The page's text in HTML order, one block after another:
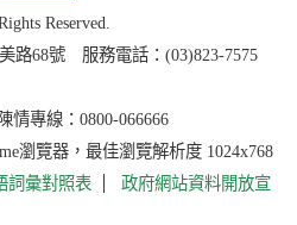
Reserved.
路68號 服務電話：(03)823-7575
情專線：0800-066666
瀏覽器，最佳瀏覽解析度 1024x768
詞彙對照表
政府網站資料開放宣